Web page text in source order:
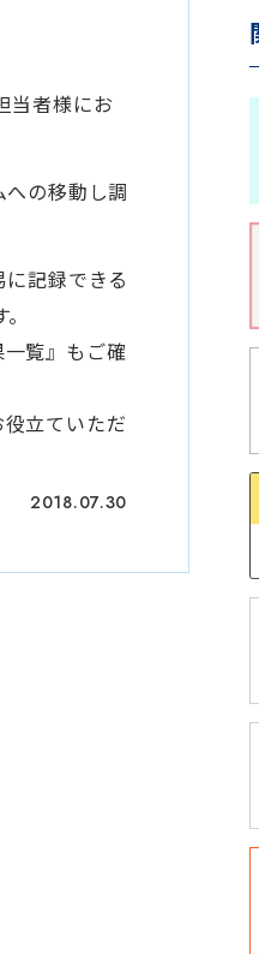
当者様にお
の移動し調
記録できる
覧』もご確
立ていただ
2018.07.30